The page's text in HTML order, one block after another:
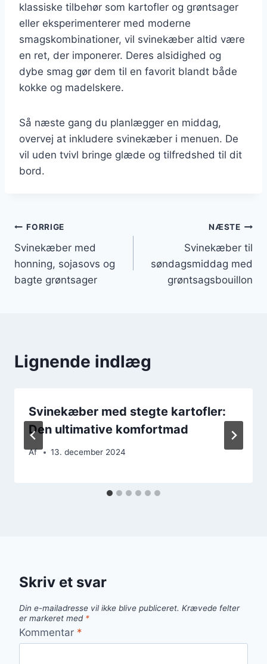
klassiske tilbehør som kartofler og grøntsager
eller eksperimenterer med moderne
smagskombinationer, vil svinekæber altid være
en ret, der imponerer. Deres alsidighed og
dybe smag gør dem til en favorit blandt både
kokke og madelskere.
Så næste gang du planlægger en middag,
overvej at inkludere svinekæber i menuen. De
vil uden tvivl bringe glæde og tilfredshed til dit
bord.
Indlægsnavigation
FORRIGE
Svinekæber med
honning, sojasovs og
bagte grøntsager
NÆSTE
Svinekæber til
søndagsmiddag med
grøntsagsbouillon
Lignende indlæg
Svinekæber med stegte kartofler:
Den ultimative komfortmad
Af 13. december 2024
Skriv et svar
Din e-mailadresse vil ikke blive publiceret. Krævede felter
er markeret med *
Kommentar *